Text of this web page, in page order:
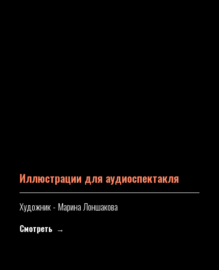
Иллюстрации для аудиоспектакля
Художник - Марина Лоншакова
Смотреть